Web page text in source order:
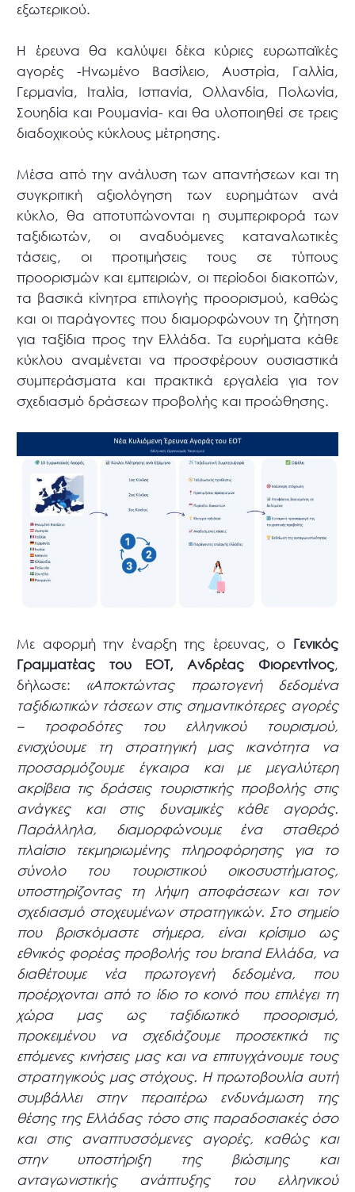
εξωτερικού.
Η έρευνα θα καλύψει δέκα κύριες ευρωπαϊκές
αγορές -Ηνωμένο Βασίλειο, Αυστρία, Γαλλία,
Γερμανία, Ιταλία, Ισπανία, Ολλανδία, Πολωνία,
Σουηδία και Ρουμανία- και θα υλοποιηθεί σε τρεις
διαδοχικούς κύκλους μέτρησης.
Μέσα από την ανάλυση των απαντήσεων και τη
συγκριτική αξιολόγηση των ευρημάτων ανά
κύκλο, θα αποτυπώνονται η συμπεριφορά των
ταξιδιωτών, οι αναδυόμενες καταναλωτικές
τάσεις, οι προτιμήσεις τους σε τύπους
προορισμών και εμπειριών, οι περίοδοι διακοπών,
τα βασικά κίνητρα επιλογής προορισμού, καθώς
και οι παράγοντες που διαμορφώνουν τη ζήτηση
για ταξίδια προς την Ελλάδα. Τα ευρήματα κάθε
κύκλου αναμένεται να προσφέρουν ουσιαστικά
συμπεράσματα και πρακτικά εργαλεία για τον
σχεδιασμό δράσεων προβολής και προώθησης.
Με αφορμή την έναρξη της έρευνας, ο Γενικός
Γραμματέας του ΕΟΤ, Ανδρέας Φιορεντίνος,
δήλωσε: «Αποκτώντας πρωτογενή δεδομένα
ταξιδιωτικών τάσεων στις σημαντικότερες αγορές
– τροφοδότες του ελληνικού τουρισμού,
ενισχύουμε τη στρατηγική μας ικανότητα να
προσαρμόζουμε έγκαιρα και με μεγαλύτερη
ακρίβεια τις δράσεις τουριστικής προβολής στις
ανάγκες και στις δυναμικές κάθε αγοράς.
Παράλληλα, διαμορφώνουμε ένα σταθερό
πλαίσιο τεκμηριωμένης πληροφόρησης για το
σύνολο του τουριστικού οικοσυστήματος,
υποστηρίζοντας τη λήψη αποφάσεων και τον
σχεδιασμό στοχευμένων στρατηγικών. Στο σημείο
που βρισκόμαστε σήμερα, είναι κρίσιμο ως
εθνικός φορέας προβολής του brand Ελλάδα, να
διαθέτουμε νέα πρωτογενή δεδομένα, που
προέρχονται από το ίδιο το κοινόπου επιλέγει τη
χώρα μας ως ταξιδιωτικό προορισμό,
προκειμένου να σχεδιάζουμε προσεκτικά τις
επόμενες κινήσεις μας και να επιτυγχάνουμε τους
στρατηγικούς μας στόχους. Η πρωτοβουλία αυτή
συμβάλλει στην περαιτέρω ενδυνάμωση της
θέσης της Ελλάδας τόσο στις παραδοσιακές όσο
και στις αναπτυσσόμενες αγορές, καθώς και
στην υποστήριξη της βιώσιμης και
ανταγωνιστικής ανάπτυξης του ελληνικού